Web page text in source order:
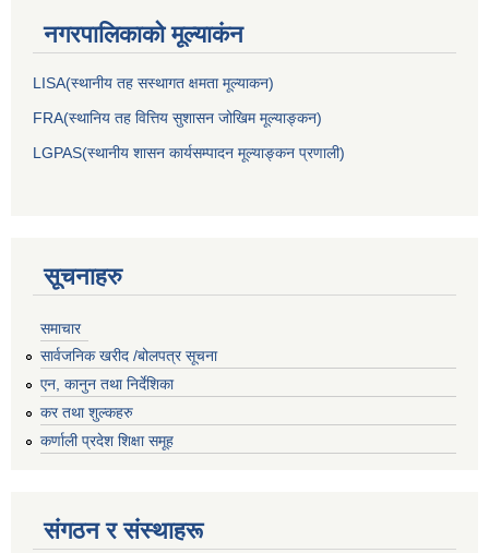
नगरपालिकाकाे मूल्याकंन
LISA(स्थानीय तह सस्थागत क्षमता मूल्याक‌न)
FRA(स्थानिय तह वित्तिय सुशासन जोखिम मूल्याङ्कन)
LGPAS(स्थानीय शासन कार्यसम्पादन मूल्याङ्कन प्रणाली)
सूचनाहरु
समाचार
सार्वजनिक खरीद /बोलपत्र सूचना
एन, कानुन तथा निर्देशिका
कर तथा शुल्कहरु
कर्णाली प्रदेश शिक्षा समूह
संगठन र संस्थाहरू